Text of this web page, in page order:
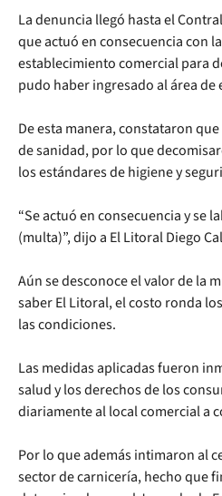
La denuncia llegó hasta el
que actuó en consecuencia con
establecimiento comercial para
pudo haber ingresado al área
De esta manera, constataron
de sanidad, por lo que
los estándares de higiene y
“Se actuó en consecuencia y se
(multa)”, dijo a El Litoral Diego
Aún se desconoce el valor de la
saber El Litoral, el costo ronda
las condiciones.
Las medidas aplicadas fueron
salud y los derechos de los
diariamente al local comercial a
Por lo que además intimaron al
sector de carnicería, hecho que